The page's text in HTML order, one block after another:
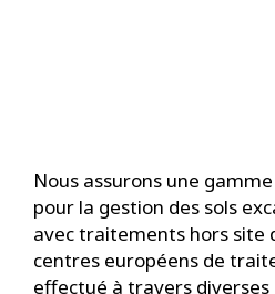
Nous assurons une
pour la gestion des sols
avec traitements hors site
centres européens de
effectué à travers